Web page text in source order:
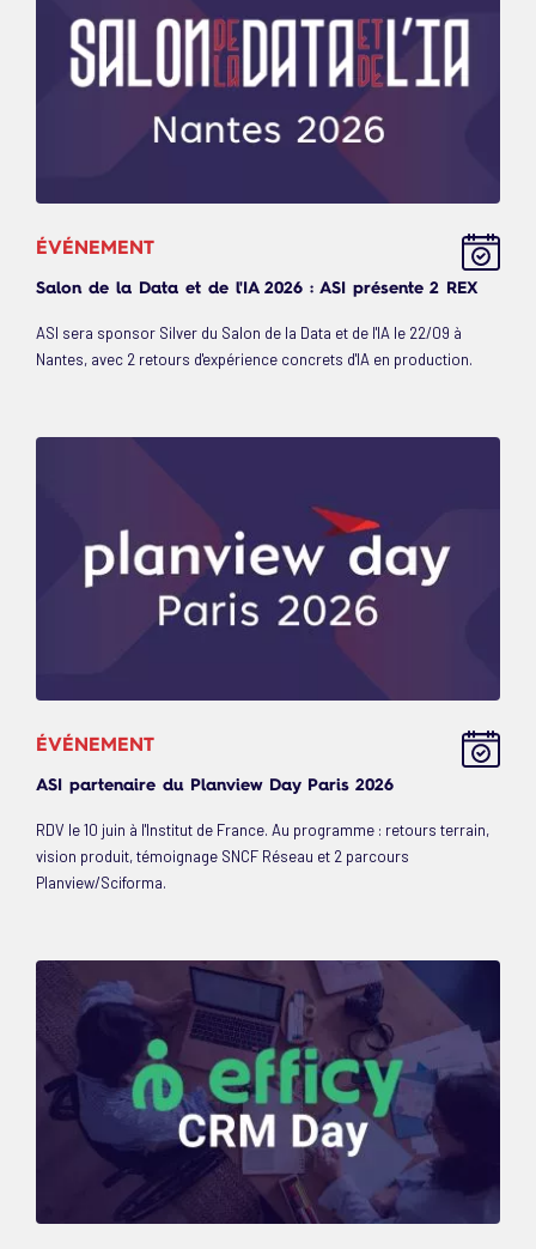
ÉVÉNEMENT
Salon de la Data et de l'IA 2026 : ASI présente 2 REX
ASI sera sponsor Silver du Salon de la Data et de l'IA le 22/09 à
Nantes, avec 2 retours d'expérience concrets d'IA en production.
ÉVÉNEMENT
ASI partenaire du Planview Day Paris 2026
RDV le 10 juin à l'Institut de France. Au programme : retours terrain,
vision produit, témoignage SNCF Réseau et 2 parcours
Planview/Sciforma.